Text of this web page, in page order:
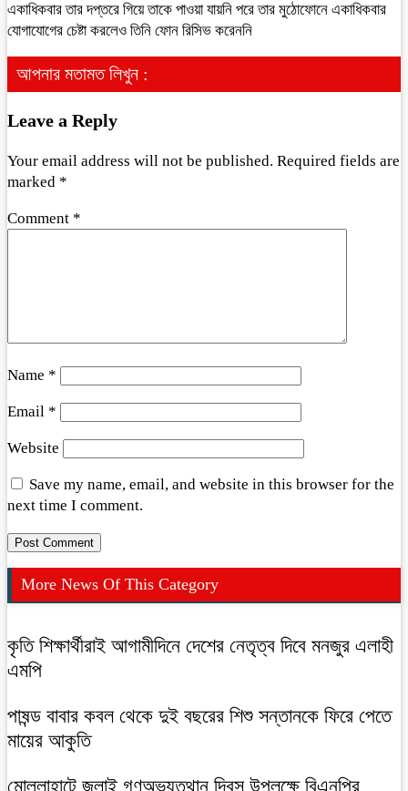
একাধিকবার তার দপ্তরে গিয়ে তাকে পাওয়া যায়নি পরে তার মুঠোফোনে একাধিকবার
যোগাযোগের চেষ্টা করলেও তিনি ফোন রিসিভ করেননি
আপনার মতামত লিখুন :
Leave a Reply
Your email address will not be published. Required fields are
marked *
Comment *
Name *
Email *
Website
Save my name, email, and website in this browser for the
next time I comment.
More News Of This Category
কৃতি শিক্ষার্থীরাই আগামীদিনে দেশের নেতৃত্ব দিবে মনজুর এলাহী
এমপি
পাষন্ড বাবার কবল থেকে দুই বছরের শিশু সন্তানকে ফিরে পেতে
মায়ের আকুতি
মোল্লাহাটে জুলাই গণঅভ্যুত্থান দিবস উপলক্ষে বিএনপির